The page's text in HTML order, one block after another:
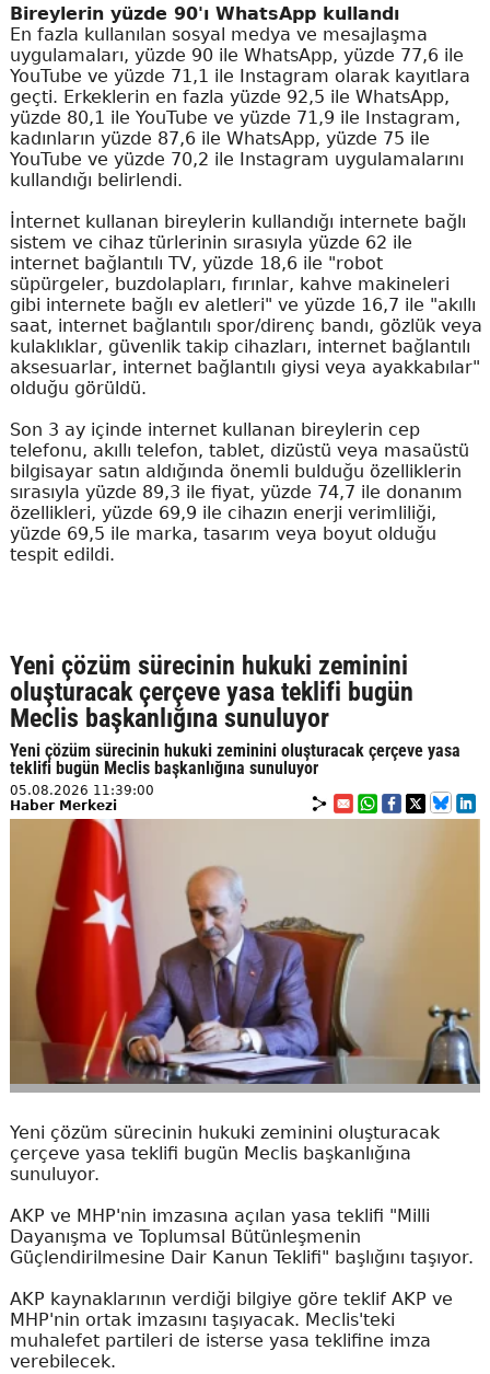
Bireylerin yüzde 90'ı WhatsApp kullandı
En fazla kullanılan sosyal medya ve mesajlaşma
uygulamaları, yüzde 90 ile WhatsApp, yüzde 77,6 ile
YouTube ve yüzde 71,1 ile Instagram olarak kayıtlara
geçti. Erkeklerin en fazla yüzde 92,5 ile WhatsApp,
yüzde 80,1 ile YouTube ve yüzde 71,9 ile Instagram,
kadınların yüzde 87,6 ile WhatsApp, yüzde 75 ile
YouTube ve yüzde 70,2 ile Instagram uygulamalarını
kullandığı belirlendi.
İnternet kullanan bireylerin kullandığı internete bağlı
sistem ve cihaz türlerinin sırasıyla yüzde 62 ile
internet bağlantılı TV, yüzde 18,6 ile "robot
süpürgeler, buzdolapları, fırınlar, kahve makineleri
gibi internete bağlı ev aletleri" ve yüzde 16,7 ile "akıllı
saat, internet bağlantılı spor/direnç bandı, gözlük veya
kulaklıklar, güvenlik takip cihazları, internet bağlantılı
aksesuarlar, internet bağlantılı giysi veya ayakkabılar"
olduğu görüldü.
Son 3 ay içinde internet kullanan bireylerin cep
telefonu, akıllı telefon, tablet, dizüstü veya masaüstü
bilgisayar satın aldığında önemli bulduğu özelliklerin
sırasıyla yüzde 89,3 ile fiyat, yüzde 74,7 ile donanım
özellikleri, yüzde 69,9 ile cihazın enerji verimliliği,
yüzde 69,5 ile marka, tasarım veya boyut olduğu
tespit edildi.
Yeni çözüm sürecinin hukuki zeminini
oluşturacak çerçeve yasa teklifi bugün
Meclis başkanlığına sunuluyor
Yeni çözüm sürecinin hukuki zeminini oluşturacak çerçeve yasa
teklifi bugün Meclis başkanlığına sunuluyor
05.08.2026 11:39:00
Haber Merkezi
Yeni çözüm sürecinin hukuki zeminini oluşturacak
çerçeve yasa teklifi bugün Meclis başkanlığına
sunuluyor.
AKP ve MHP'nin imzasına açılan yasa teklifi "Milli
Dayanışma ve Toplumsal Bütünleşmenin
Güçlendirilmesine Dair Kanun Teklifi" başlığını taşıyor.
AKP kaynaklarının verdiği bilgiye göre teklif AKP ve
MHP'nin ortak imzasını taşıyacak. Meclis'teki
muhalefet partileri de isterse yasa teklifine imza
verebilecek.